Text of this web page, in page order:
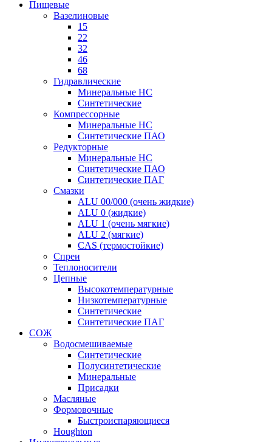
Пищевые
Вазелиновые
15
22
32
46
68
Гидравлические
Минеральные HC
Синтетические
Компрессорные
Минеральные HC
Синтетические ПАО
Редукторные
Минеральные HC
Синтетические ПАО
Синтетические ПАГ
Смазки
ALU 00/000 (очень жидкие)
ALU 0 (жидкие)
ALU 1 (очень мягкие)
ALU 2 (мягкие)
CAS (термостойкие)
Спреи
Теплоносители
Цепные
Высокотемпературные
Низкотемпературные
Синтетические
Синтетические ПАГ
СОЖ
Водосмешиваемые
Синтетические
Полусинтетические
Минеральные
Присадки
Масляные
Формовочные
Быстроиспаряющиеся
Houghton